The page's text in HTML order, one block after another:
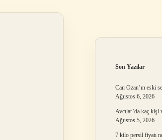
Son Yazılar
Can Ozan’ın eski
Ağustos 6, 2026
Avcılar’da kaç kişi
Ağustos 5, 2026
7 kilo persil fiyatı